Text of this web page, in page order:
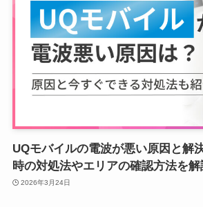
UQモバイルの電波が悪い原因と解
時の対処法やエリアの確認方法を解
2026年3月24日